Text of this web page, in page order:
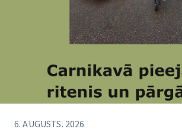
6. AUGUSTS. 2026